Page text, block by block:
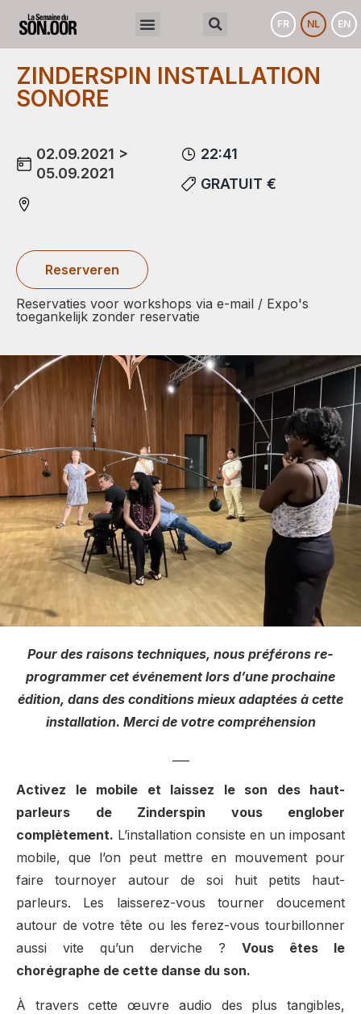
FR NL EN
ZINDERSPIN INSTALLATION
SONORE
02.09.2021 >
05.09.2021
22:41
GRATUIT €
Reserveren
Reservaties voor workshops via e-mail / Expo's
toegankelijk zonder reservatie
Pour des raisons techniques, nous préférons re-
programmer cet événement lors d’une prochaine
édition, dans des conditions mieux adaptées à cette
installation. Merci de votre compréhension
Activez le mobile et laissez le son des haut-
parleurs de Zinderspin vous englober
complètement. L’installation consiste en un imposant
mobile, que l’on peut mettre en mouvement pour
faire tournoyer autour de soi huit petits haut-
parleurs. Les laisserez-vous tourner doucement
autour de votre tête ou les ferez-vous tourbillonner
aussi vite qu’un derviche ? Vous êtes le
chorégraphe de cette danse du son.
À travers cette œuvre audio des plus tangibles,